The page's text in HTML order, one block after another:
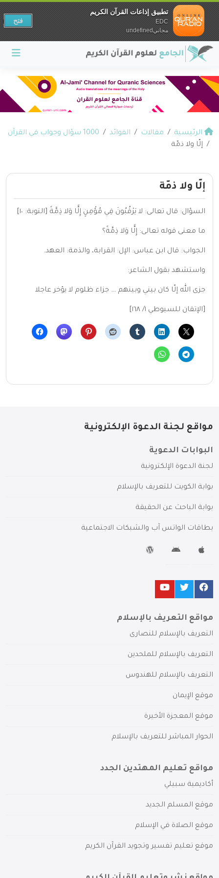
الرئيسية مقالات الفوائد
1000 سؤال وجواب في القرآن
إلّا ولا ذمّة
إلّا ولا ذمّة
السؤال: قال تعالى: لا يَرْقُبُونَ فِي مُؤْمِنٍ إِلًّا وَلا ذِمَّةً [التوبة: ١٠]
ما معنى قوله تعالى: إِلًّا وَلا ذِمَّةً؟
الجواب: قال ابن عباس: الإل: القرابة، والذمة: العهد.
واستشهد بقول الشاعر:
جزى الله إلّا كان بيني وبينهم … جزاء ظلوم لا يؤخر عاجلا
[الإتقان للسيوطي ١/ ١٦٨]
مواقع لجنة الدعوة الإلكترونية
البوابات الدعوية
لجنة الدعوة الإلكترونية
بوابة الكويت للتعريف بالإسلام
بوابة الباحث عن الحقيقة
بطاقات الواتس آب والشبكات الاجتماعية
مواقع التعريف بالإسلام
التعريف بالإسلام للنصارى
التعريف بالإسلام للملحدين
التعريف بالإسلام للهندوس
موقع الإيمان
موقع المعجزة الأخيرة
الحوار المباشر للتعريف بالإسلام
مواقع تعليم المهتدين الجدد
أكاديمية سبيلي
موقع المسلم الجديد
موقع الصلاة في الإسلام
موقع تعليم تفسير وتجويد القرآن الكريم
تطبيق إذاعات القرآن الكريم
EDC
مجانيundefined
فتح